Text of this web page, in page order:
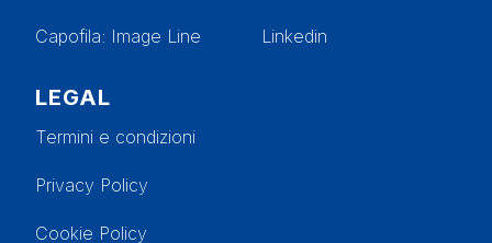
Capofila: Image Line Linkedin
LEGAL
Termini e condizioni
Privacy Policy
Cookie Policy